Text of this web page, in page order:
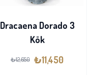
Dracaena Dorado 3
Kök
₺12,650 ₺11,450